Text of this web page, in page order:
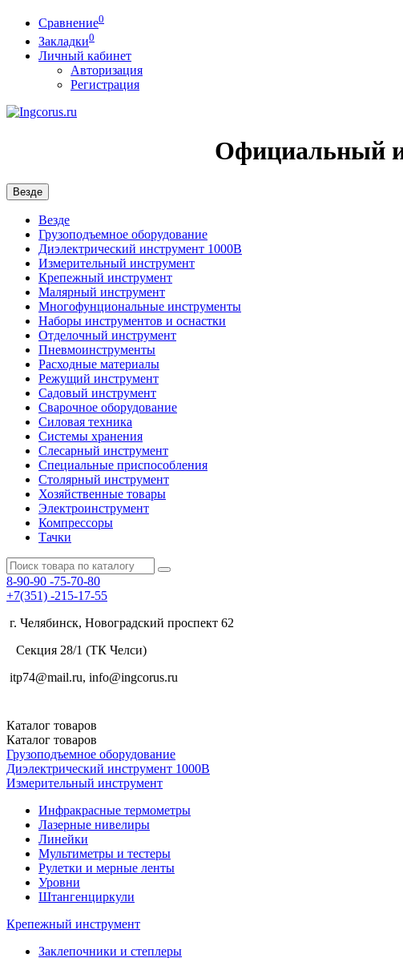
Сравнение0
Закладки0
Личный кабинет
Авторизация
Регистрация
Официальный
Везде
Везде
Грузоподъемное оборудование
Диэлектрический инструмент 1000В
Измерительный инструмент
Крепежный инструмент
Малярный инструмент
Многофунциональные инструменты
Наборы инструментов и оснастки
Отделочный инструмент
Пневмоинструменты
Расходные материалы
Режущий инструмент
Садовый инструмент
Сварочное оборудование
Силовая техника
Системы хранения
Слесарный инструмент
Специальные приспособления
Столярный инструмент
Хозяйственные товары
Электроинструмент
Компрессоры
Тачки
8-90-90 -75-70-80
+7(351) -215-17-55
г. Челябинск, Новоградский проспект 62
Секция 28/1 (ТК Челси)
itp74@mail.ru, info@ingcorus.ru
Каталог товаров
Каталог товаров
Грузоподъемное оборудование
Диэлектрический инструмент 1000В
Измерительный инструмент
Инфракрасные термометры
Лазерные нивелиры
Линейки
Мультиметры и тестеры
Рулетки и мерные ленты
Уровни
Штангенциркули
Крепежный инструмент
Заклепочники и степлеры